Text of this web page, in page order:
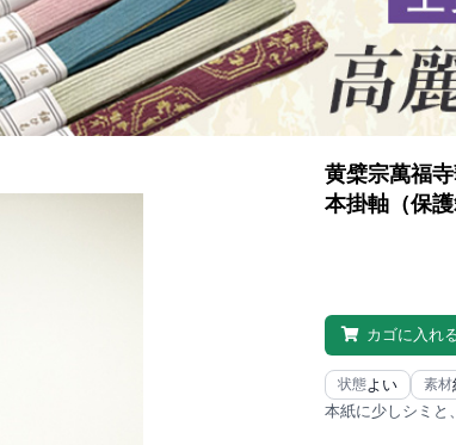
黄檗宗萬福
本掛軸（保護
カゴに入れ
状態よい 素材
本紙に少しシミと